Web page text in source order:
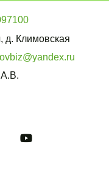
, д. Климовская
А.В.